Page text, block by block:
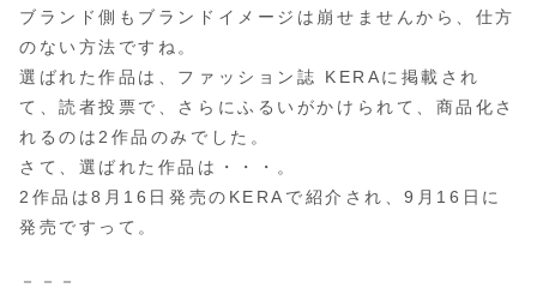
ブランド側もブランドイメージは崩せませんから、仕方
のない方法ですね。
選ばれた作品は、ファッション誌 KERAに掲載され
て、読者投票で、さらにふるいがかけられて、商品化さ
れるのは2作品のみでした。
さて、選ばれた作品は・・・。
2作品は8月16日発売のKERAで紹介され、9月16日に
発売ですって。
－－－